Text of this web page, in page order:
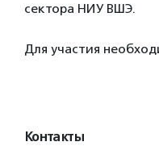
сектора НИУ ВШЭ.
Для участия
Контакты